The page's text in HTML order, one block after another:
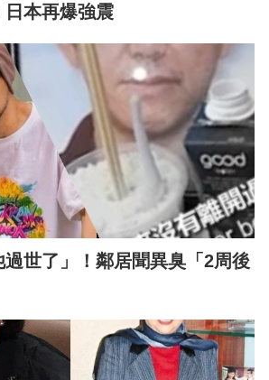
本再爆強震
世了」！鄰居聞異臭「2周後